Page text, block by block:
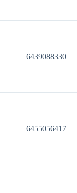
6439088330
6455056417